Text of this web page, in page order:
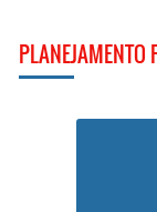
PLANEJAMENTO